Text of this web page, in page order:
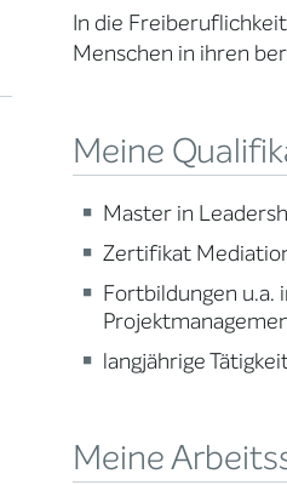
In die
Menschen in ihren
Meine
Master in
Zertifikat
Fortbildungen u.a.
langjährige
Meine